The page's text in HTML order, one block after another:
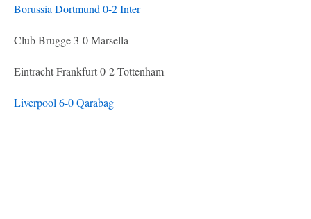
Borussia Dortmund 0-2 Inter
Club Brugge 3-0 Marsella
Eintracht Frankfurt 0-2 Tottenham
Liverpool 6-0 Qarabag